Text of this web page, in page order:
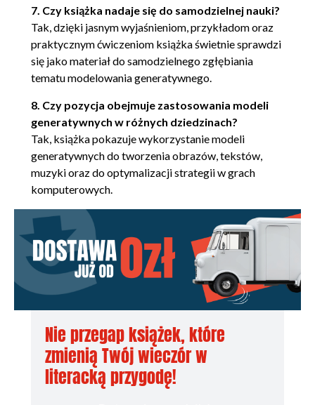
Model GAN Wassersteina 111
Funkcja straty Wassersteina 111
Ograniczenie Lipschitza 113
Obcinanie wag 113
Szkolenie sieci WGAN 114
Analiza sieci WGAN 115
WGAN-GP 116
Funkcja straty z ograniczeniem
gradientu 116
Analiza sieci WGAN-GP 120
Podsumowanie 121
CZĘŚĆ II. UCZENIE KOMPUTERÓW MALOWANIA,
PISANIA, KOMPONOWANIA I GRANIA 123
5. Malowanie 125
Jabłka i pomarańcze 126
Twoja pierwsza sieć CycleGAN 130
Przegląd 130
Generatory (U-Net) 131
Dyskryminatory 134
7. Czy książka nadaje się do samodzielnej nauki?
Tak, dzięki jasnym wyjaśnieniom, przykładom oraz
praktycznym ćwiczeniom książka świetnie sprawdzi
się jako materiał do samodzielnego zgłębiania
tematu modelowania generatywnego.
8. Czy pozycja obejmuje zastosowania modeli
generatywnych w różnych dziedzinach?
Tak, książka pokazuje wykorzystanie modeli
generatywnych do tworzenia obrazów, tekstów,
muzyki oraz do optymalizacji strategii w grach
komputerowych.
Nie przegap książek, które
zmienią Twój wieczór w
literacką przygodę!